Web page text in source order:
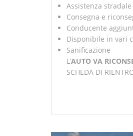
Assistenza stradale
Consegna e
Conducente
Disponibile in vari
Sanificazione
L’AUTO VA
SCHEDA DI